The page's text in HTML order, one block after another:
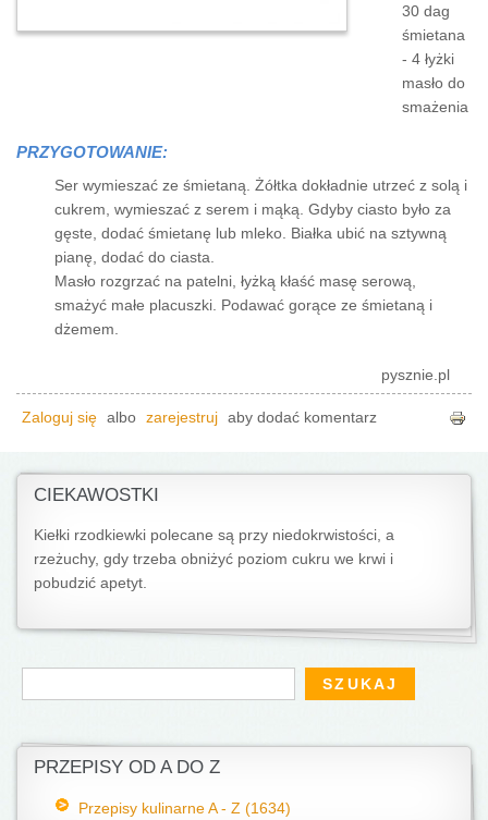
30 dag
śmietana
- 4 łyżki
masło do
smażenia
PRZYGOTOWANIE:
Ser wymieszać ze śmietaną. Żółtka dokładnie utrzeć z solą i
cukrem, wymieszać z serem i mąką. Gdyby ciasto było za
gęste, dodać śmietanę lub mleko. Białka ubić na sztywną
pianę, dodać do ciasta.
Masło rozgrzać na patelni, łyżką kłaść masę serową,
smażyć małe placuszki. Podawać gorące ze śmietaną i
dżemem.
pysznie.pl
Zaloguj się albo zarejestruj aby dodać komentarz
CIEKAWOSTKI
Kiełki rzodkiewki polecane są przy niedokrwistości, a
rzeżuchy, gdy trzeba obniżyć poziom cukru we krwi i
pobudzić apetyt.
Formularz wyszukiwania
Szukaj
PRZEPISY OD A DO Z
Przepisy kulinarne A - Z (1634)